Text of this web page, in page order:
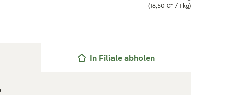
(16,50 €* / 1 kg)
In Filiale abholen